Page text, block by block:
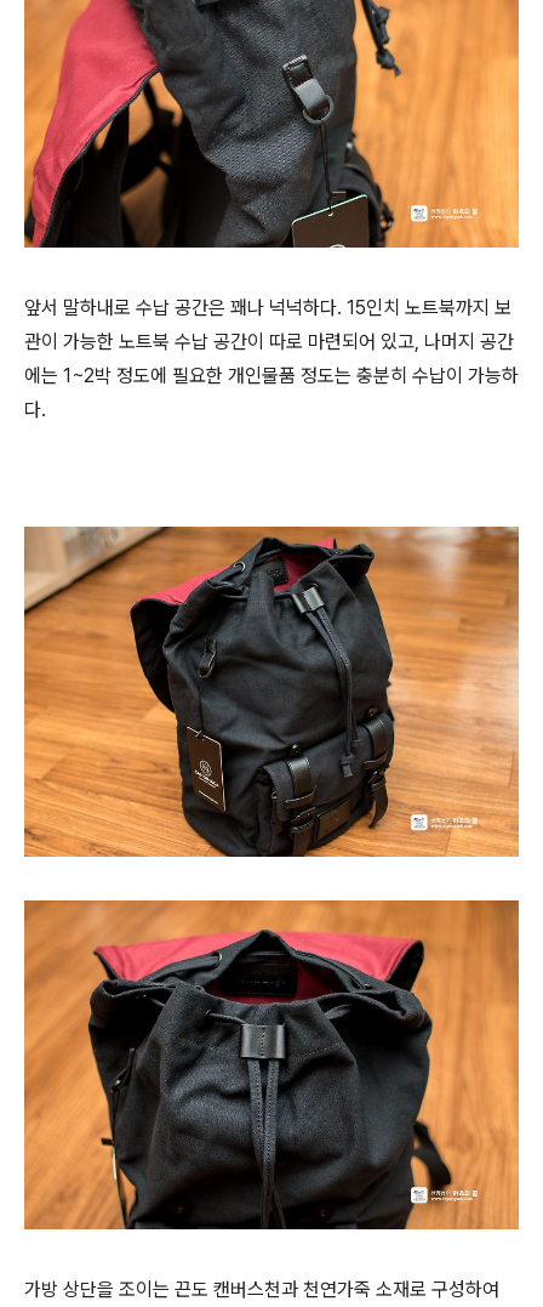
앞서 말하내로 수납 공간은 꽤나 넉넉하다. 15인치 노트북까지 보
관이 가능한 노트북 수납 공간이 따로 마련되어 있고, 나머지 공간
에는 1~2박 정도에 필요한 개인물품 정도는 충분히 수납이 가능하
다.
가방 상단을 조이는 끈도 캔버스천과 천연가죽 소재로 구성하여